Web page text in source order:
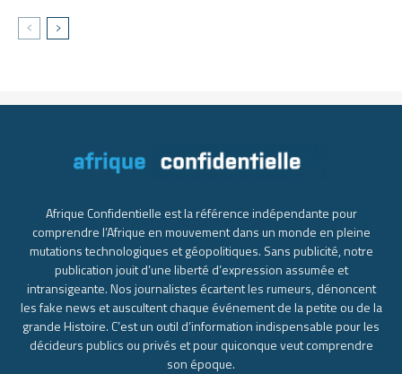
Afrique Confidentielle est la référence indépendante pour
comprendre l’Afrique en mouvement dans un monde en pleine
mutations technologiques et géopolitiques. Sans publicité, notre
publication jouit d’une liberté d’expression assumée et
intransigeante. Nos journalistes écartent les rumeurs, dénoncent
les fake news et auscultent chaque événement de la petite ou de la
grande Histoire. C’est un outil d’information indispensable pour les
décideurs publics ou privés et pour quiconque veut comprendre
son époque.